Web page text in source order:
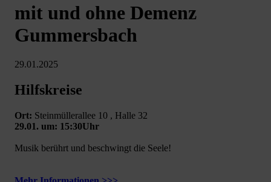
mit und ohne Demenz
Gummersbach
29.01.2025
Hilfskreise
Ort: Steinmüllerallee 10 , Halle 32
29.01. um: 15:30Uhr
Musik berührt und beschwingt die Seele!